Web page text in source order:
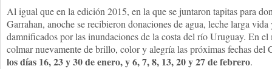
Al igual que en la edición 2015, en la que se juntaron tapitas para
Garrahan, anoche se recibieron donaciones de agua, leche larga
damnificados por las inundaciones de la costa del río Uruguay. En el
colmar nuevamente de brillo, color y alegría las próximas fechas del
los días 16, 23 y 30 de enero, y 6, 7, 8, 13, 20 y 27 de febrero.